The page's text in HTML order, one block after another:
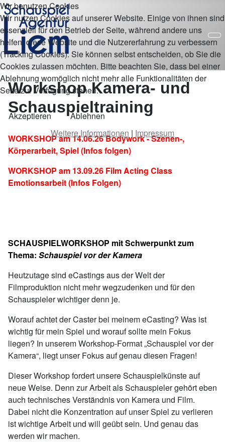
Workshop Kamera- und
Schauspieltraining
WORKSHOP am 14.06.26 Bodywork - Szenen-,
Körperarbeit, Spiel (Infos folgen)
WORKSHOP am 13.09.26 Film Acting Class
Emotionsarbeit (Infos Folgen)
SCHAUSPIELWORKSHOP mit Schwerpunkt zum
Thema: Schauspiel vor der Kamera
Heutzutage sind eCastings aus der Welt der
Filmproduktion nicht mehr wegzudenken und für den
Schauspieler wichtiger denn je.
Worauf achtet der Caster bei meinem eCasting? Was ist
wichtig für mein Spiel und worauf sollte mein Fokus
liegen? In unserem Workshop-Format „Schauspiel vor der
Kamera“, liegt unser Fokus auf genau diesen Fragen!
Dieser Workshop fordert unsere Schauspielkünste auf
neue Weise. Denn zur Arbeit als Schauspieler gehört eben
auch technisches Verständnis von Kamera und Film.
Dabei nicht die Konzentration auf unser Spiel zu verlieren
ist wichtige Arbeit und will geübt sein. Und genau das
werden wir machen.
Wir benutzen Cookies
Wir nutzen Cookies auf unserer Website. Einige von ihnen sind
essenziell für den Betrieb der Seite, während andere uns
helfen, diese Website und die Nutzererfahrung zu verbessern
(Tracking Cookies). Sie können selbst entscheiden, ob Sie die
Cookies zulassen möchten. Bitte beachten Sie, dass bei einer
Ablehnung womöglich nicht mehr alle Funktionalitäten der
Seite zur Verfügung stehen.
Akzeptieren
Ablehnen
Weitere Informationen | Impressum